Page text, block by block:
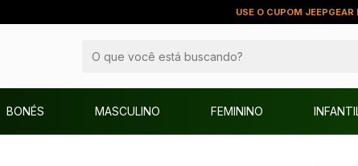
DESCONTO DE 5% PARA
BONÉS MASCULINO FEMININO